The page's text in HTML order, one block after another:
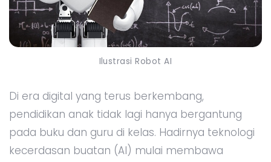
Ilustrasi Robot AI
Di era digital yang terus berkembang,
pendidikan anak tidak lagi hanya bergantung
pada buku dan guru di kelas. Hadirnya teknologi
kecerdasan buatan (AI) mulai membawa